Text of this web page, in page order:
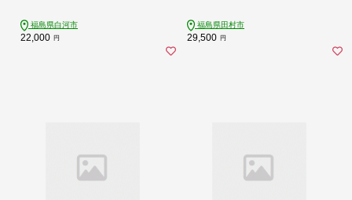
福島県白河市
22,000 円
福島県田村市
29,500 円